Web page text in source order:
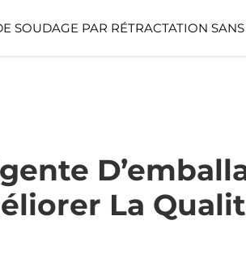
SOUDAGE PAR RÉTRACTATION
La